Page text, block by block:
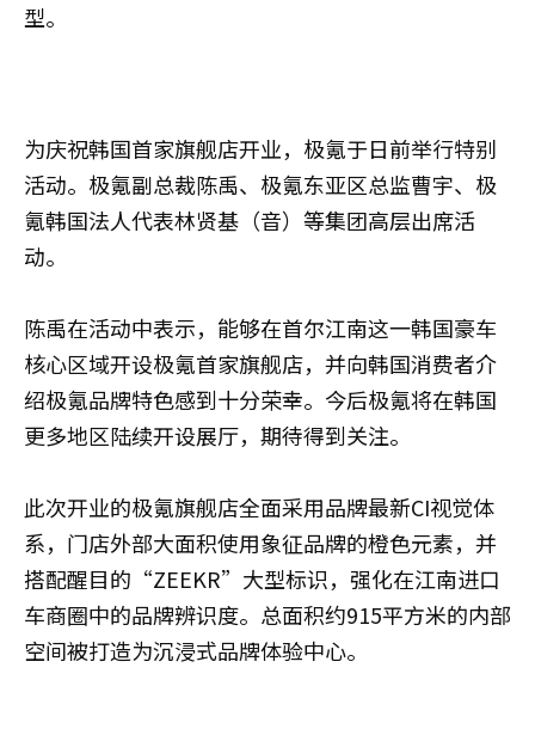
型。
为庆祝韩国首家旗舰店开业，极氪于日前举行特别
活动。极氪副总裁陈禹、极氪东亚区总监曹宇、极
氪韩国法人代表林贤基（音）等集团高层出席活
动。
陈禹在活动中表示，能够在首尔江南这一韩国豪车
核心区域开设极氪首家旗舰店，并向韩国消费者介
绍极氪品牌特色感到十分荣幸。今后极氪将在韩国
更多地区陆续开设展厅，期待得到关注。
此次开业的极氪旗舰店全面采用品牌最新CI视觉体
系，门店外部大面积使用象征品牌的橙色元素，并
搭配醒目的“ZEEKR”大型标识，强化在江南进口
车商圈中的品牌辨识度。总面积约915平方米的内部
空间被打造为沉浸式品牌体验中心。